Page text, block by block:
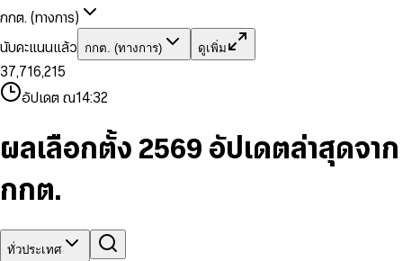
6
8
9
4
5
6
7
8
9
95
7
8
9
4
6
7
8
9
8
กกต. (ทางการ)
นับคะแนนแล้ว
กกต. (ทางการ) ดูเพิ่ม
0
1
2
3
4
5
7
8
4
5
6
7
8
9
,
4
6
7
8
9
0
1
2
3
5
6
8
9
3
5
6
7
8
,
1
2
4
6
7
9
0
1
3
5
6
8
9
2
3
4
5
7
9
อัปเดต ณ14:32
ผลเลือกตั้ง 2569 อัปเดตล่าสุดจาก
กกต.
ทั่วประเทศ